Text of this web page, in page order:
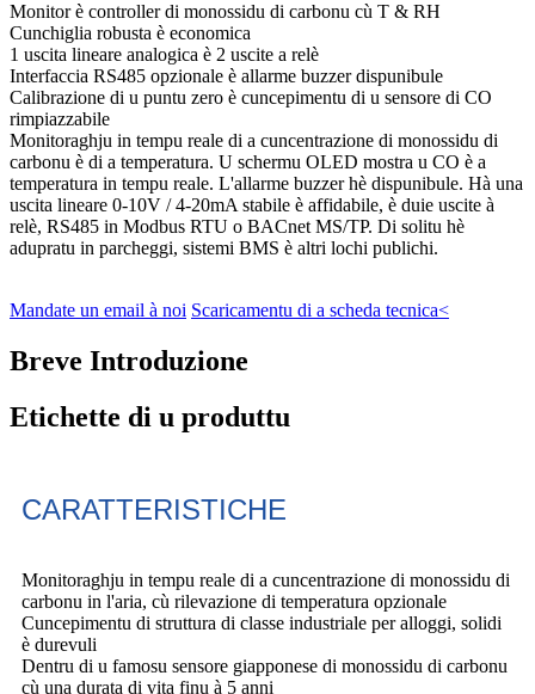
Monitor è controller di monossidu di carbonu cù T & RH
Cunchiglia robusta è economica
1 uscita lineare analogica è 2 uscite a relè
Interfaccia RS485 opzionale è allarme buzzer dispunibule
Calibrazione di u puntu zero è cuncepimentu di u sensore di CO
rimpiazzabile
Monitoraghju in tempu reale di a cuncentrazione di monossidu di
carbonu è di a temperatura. U schermu OLED mostra u CO è a
temperatura in tempu reale. L'allarme buzzer hè dispunibule. Hà una
uscita lineare 0-10V / 4-20mA stabile è affidabile, è duie uscite à
relè, RS485 in Modbus RTU o BACnet MS/TP. Di solitu hè
adupratu in parcheggi, sistemi BMS è altri lochi publichi.
Mandate un email à noi Scaricamentu di a scheda tecnica<
Breve Introduzione
Etichette di u produttu
CARATTERISTICHE
Monitoraghju in tempu reale di a cuncentrazione di monossidu di
carbonu in l'aria, cù rilevazione di temperatura opzionale
Cuncepimentu di struttura di classe industriale per alloggi, solidi
è durevuli
Dentru di u famosu sensore giapponese di monossidu di carbonu
cù una durata di vita finu à 5 anni